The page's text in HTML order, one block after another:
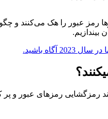
رمز عبور را هک می‌کنند و
بیندازیم.
آگاه باشید.
رمزگشایی رمزهای عبور و پر